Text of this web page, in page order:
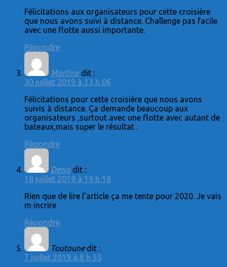
Félicitations aux organisateurs pour cette croisière
que nous avons suivi à distance. Challenge pas facile
avec une flotte aussi importante.
Répondre
Martine dit :
30 juillet 2019 à 13 h 06
Félicitations pour cette croisière que nous avons
suivis à distance. Ça demande beaucoup aux
organisateurs ,surtout avec une flotte avec autant de
bateaux,mais super le résultat .
Répondre
Denis dit :
18 juillet 2019 à 19 h 18
Rien que de lire l’article ça me tente pour 2020. Je vais
m incrire
Répondre
Toutoune dit :
7 juillet 2019 à 8 h 55